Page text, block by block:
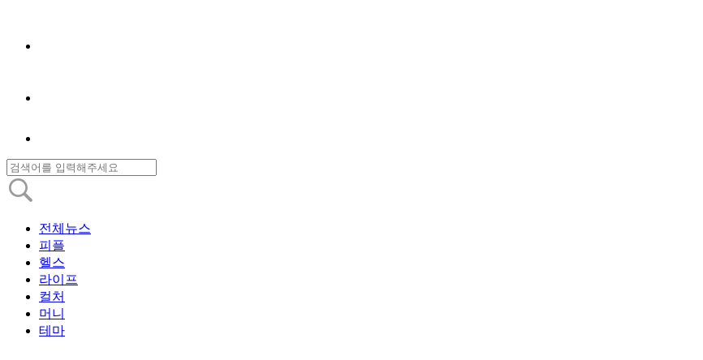
전체뉴스
피플
헬스
라이프
컬처
머니
테마